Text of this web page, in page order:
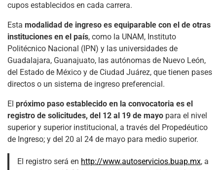
cupos establecidos en cada carrera.
Esta modalidad de ingreso es equiparable con el de otras
instituciones en el país, como la UNAM, Instituto
Politécnico Nacional (IPN) y las universidades de
Guadalajara, Guanajuato, las autónomas de Nuevo León,
del Estado de México y de Ciudad Juárez, que tienen pases
directos o un sistema de ingreso preferencial.
El próximo paso establecido en la convocatoria es el
registro de solicitudes, del 12 al 19 de mayo para el nivel
superior y superior institucional, a través del Propedéutico
de Ingreso; y del 20 al 24 de mayo para medio superior.
El registro será en http://www.autoservicios.buap.mx, a